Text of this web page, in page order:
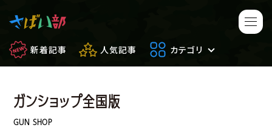
新着記事 人気記事 カテゴリ
マンガ・アニメ
ガンショップ全国版
GUN SHOP